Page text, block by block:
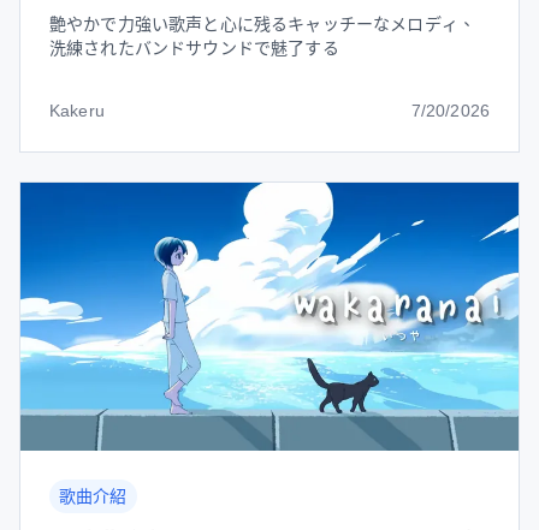
艶やかで力強い歌声と心に残るキャッチーなメロディ、
洗練されたバンドサウンドで魅了する
Kakeru 7/20/2026
歌曲介紹